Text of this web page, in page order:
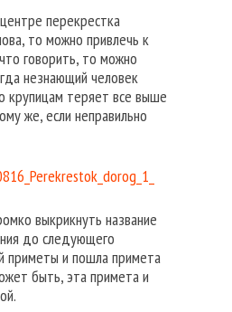
перекрестка
то можно привлечь к
говорить, то можно
незнающий человек
крупицам теряет все выше
же, если неправильно
выкрикнуть название
до следующего
приметы и пошла примета
быть, эта примета и